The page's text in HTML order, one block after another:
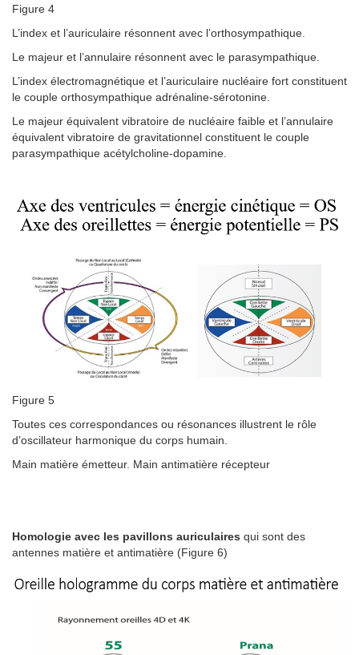
Figure 4
L’index et l’auriculaire résonnent avec l’orthosympathique.
Le majeur et l’annulaire résonnent avec le parasympathique.
L’index électromagnétique et l’auriculaire nucléaire fort constituent
le couple orthosympathique adrénaline-sérotonine.
Le majeur équivalent vibratoire de nucléaire faible et l’annulaire
équivalent vibratoire de gravitationnel constituent le couple
parasympathique acétylcholine-dopamine.
Figure 5
Toutes ces correspondances ou résonances illustrent le rôle
d’oscillateur harmonique du corps humain.
Main matière émetteur. Main antimatière récepteur
Homologie avec les pavillons auriculaires qui sont des
antennes matière et antimatière (Figure 6)